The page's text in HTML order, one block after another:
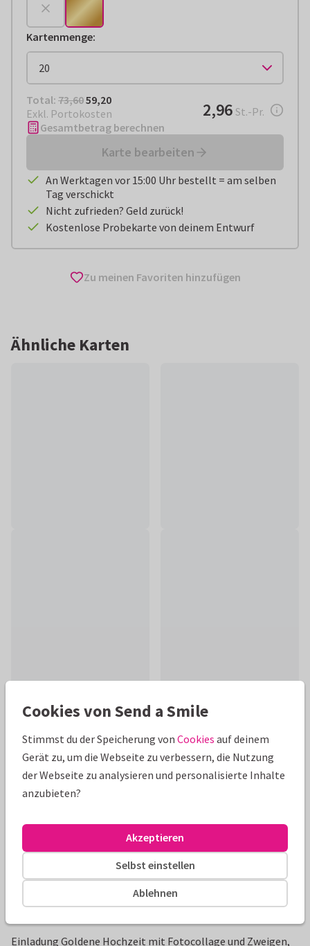
Kartenmenge:
Total: € 59,20
Total: 73,6059,20
Exkl. Portokosten
€ 2,96pro Stück
2,96 St.-Pr.
Gesamtbetrag berechnen
Karte bearbeiten
An Werktagen vor 15:00 Uhr bestellt = am selben
Tag verschickt
Nicht zufrieden? Geld zurück!
Kostenlose Probekarte von deinem Entwurf
Zu meinen Favoriten hinzufügen
Ähnliche Karten
Schöne Extras zu deiner Karte
Einladung Goldene Hochzeit mit Fotocollage und Zweigen,
Cookies von Send a Smile
Stimmst du der Speicherung von Cookies auf deinem
Gerät zu, um die Webseite zu verbessern, die Nutzung
der Webseite zu analysieren und personalisierte Inhalte
anzubieten?
Ablehnen
Selbst einstellen
Akzeptieren